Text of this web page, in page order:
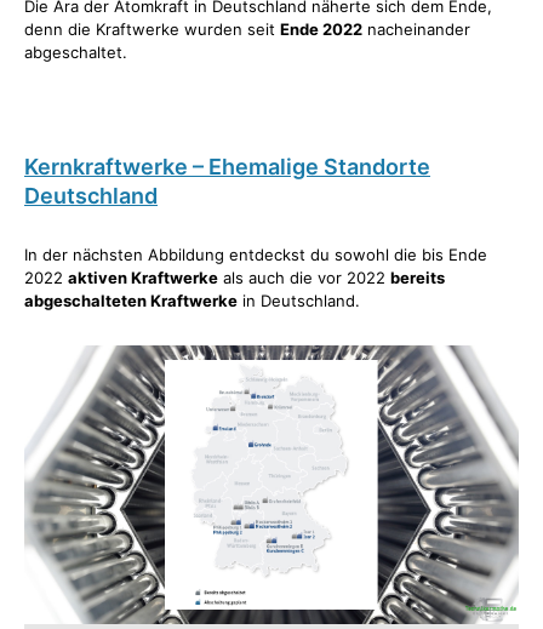
Die Ära der Atomkraft in Deutschland näherte sich dem Ende,
denn die Kraftwerke wurden seit Ende 2022 nacheinander
abgeschaltet.
Kernkraftwerke – Ehemalige Standorte
Deutschland
In der nächsten Abbildung entdeckst du sowohl die bis Ende
2022 aktiven Kraftwerke als auch die vor 2022 bereits
abgeschalteten Kraftwerke in Deutschland.